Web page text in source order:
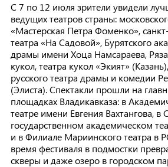
C 7 по 12 июля зрители увидели
ведущих театров страны:
«Мастерская Петра Фоменко»,
театра «На Садовой», Бурятского
драмы имени Хоца Намсараева,
кукол, театра кукол «Экият»
русского театра драмы и комедии
(Элиста). Спектакли прошли на
площадках Владикавказа: в
театре имени Евгения Вахтангова,
государственном академическом
и в Филиале Мариинского театра в
время фестиваля в подмостки
скверы и даже озеро в городском